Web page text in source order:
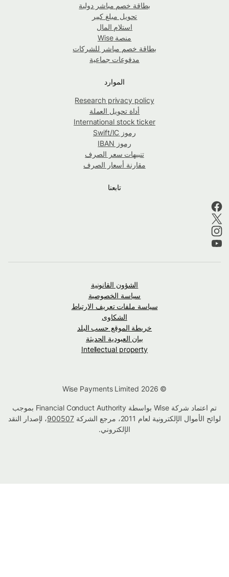
بطاقة خصم مباشر دولية
تحويل مبلغ كبير
استلام المال
منصة Wise
بطاقة خصم مباشر للشركات
مدفوعات جماعية
الموارد
Research privacy policy
أداة تحويل العملة
International stock ticker
رموز Swift/IC
رموز IBAN
تنبيهات سعر الصرف
مقارنة أسعار الصرف
تابعنا
الشؤون القانونية
سياسة الخصوصية
سياسة ملفات تعريف الارتباط
الشكاوى
خريطة الموقع حسب البلد
بيان العبودية الحديثة
Intellectual property
تم اعتماد شركة Wise بواسطة Financial Conduct Authority بموجب
لوائح الأموال الإلكترونية لعام 2011، مرجع الشركة
900507، لإصدار النقد
الإلكتروني.